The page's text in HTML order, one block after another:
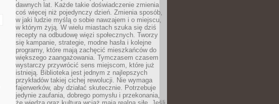
dawnych lat. Każde takie doświadczenie zmienia
coś więcej niż pojedynczy dzień. Zmienia sposób,
w jaki ludzie myślą o sobie nawzajem i o miejscu,
w którym żyją. W wielu miastach szuka się dziś
recepty na odbudowę więzi społecznych. Tworzy
się kampanie, strategie, modne hasła i kolejne
programy, które mają zachęcić mieszkańców do
większego zaangażowania. Tymczasem czasem
wystarczy przywrócić sens miejscom, które już
istnieją. Biblioteka jest jednym z najlepszych
przykładów takiej cichej rewolucji. Nie wymaga
fajerwerków, aby działać skutecznie. Potrzebuje
jedynie zaufania, dobrego pomysłu i przekonania,